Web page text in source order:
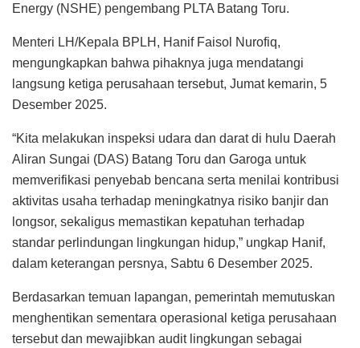
Energy (NSHE) pengembang PLTA Batang Toru.
Menteri LH/Kepala BPLH, Hanif Faisol Nurofiq,
mengungkapkan bahwa pihaknya juga mendatangi
langsung ketiga perusahaan tersebut, Jumat kemarin, 5
Desember 2025.
“Kita melakukan inspeksi udara dan darat di hulu Daerah
Aliran Sungai (DAS) Batang Toru dan Garoga untuk
memverifikasi penyebab bencana serta menilai kontribusi
aktivitas usaha terhadap meningkatnya risiko banjir dan
longsor, sekaligus memastikan kepatuhan terhadap
standar perlindungan lingkungan hidup,” ungkap Hanif,
dalam keterangan persnya, Sabtu 6 Desember 2025.
Berdasarkan temuan lapangan, pemerintah memutuskan
menghentikan sementara operasional ketiga perusahaan
tersebut dan mewajibkan audit lingkungan sebagai